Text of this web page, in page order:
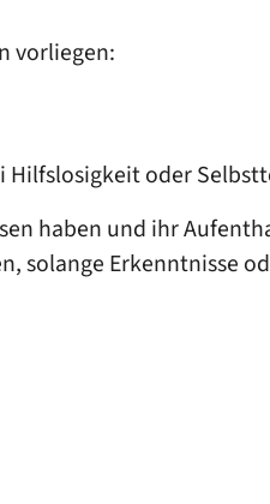
vorliegen:
Hilfslosigkeit oder
haben und ihr
solange Erkenntnisse